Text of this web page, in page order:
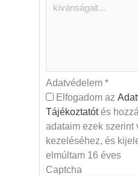
Adatvédelem *
Elfogadom az
Tájékoztatótés
adataim ezek szerint
kezeléséhez, és
elmúltam 16 éves
Captcha